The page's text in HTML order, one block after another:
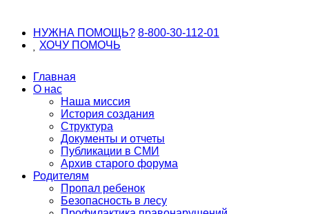
НУЖНА ПОМОЩЬ? 8-800-30-112-01
ХОЧУ ПОМОЧЬ
Главная
О нас
Наша миссия
История создания
Структура
Документы и отчеты
Публикации в СМИ
Архив старого форума
Родителям
Пропал ребенок
Безопасность в лесу